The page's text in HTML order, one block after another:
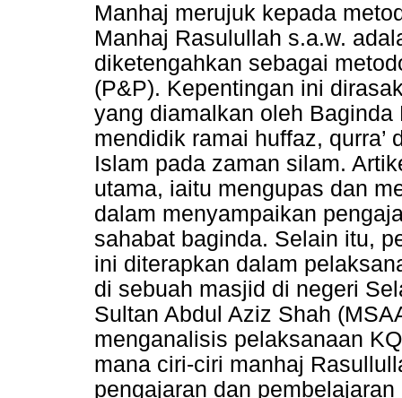
Manhaj merujuk kepada
Manhaj Rasulullah s.a.w.
diketengahkan sebagai
(P&P). Kepentingan ini
yang diamalkan oleh
mendidik ramai huffaz,
Islam pada zaman silam.
utama, iaitu mengupas dan
dalam menyampaikan
sahabat baginda. Selain itu,
ini diterapkan dalam
di sebuah masjid di negeri
Sultan Abdul Aziz Shah
menganalisis pelaksanaan
mana ciri-ciri manhaj
pengajaran dan